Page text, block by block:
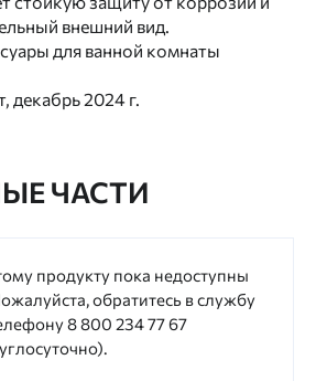
внешний вид.
для ванной комнаты
декабрь 2024 г.
ЧАСТИ
продукту пока недоступны
обратитесь в службу
8 800 234 77 67